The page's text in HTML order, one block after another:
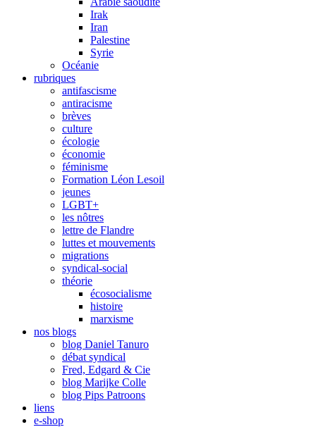
Irak
Iran
Palestine
Syrie
Océanie
rubriques
antifascisme
antiracisme
brèves
culture
écologie
économie
féminisme
Formation Léon Lesoil
jeunes
LGBT+
les nôtres
lettre de Flandre
luttes et mouvements
migrations
syndical-social
théorie
écosocialisme
histoire
marxisme
nos blogs
blog Daniel Tanuro
débat syndical
Fred, Edgard & Cie
blog Marijke Colle
blog Pips Patroons
liens
e-shop